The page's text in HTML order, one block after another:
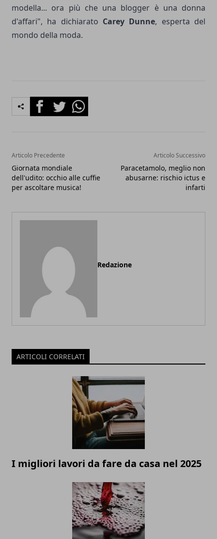
modella... ora più che una blogger è una donna
d'affari", ha dichiarato Carey Dunne, esperta del
mondo della moda.
FacebookTwitterWhatsapp
Articolo Precedente
Giornata mondiale
dell'udito: occhio alle cuffie
per ascoltare musica!
Articolo Successivo
Paracetamolo, meglio non
abusarne: rischio ictus e
infarti
Redazione
ARTICOLI CORRELATI
I migliori lavori da fare da casa nel 2025